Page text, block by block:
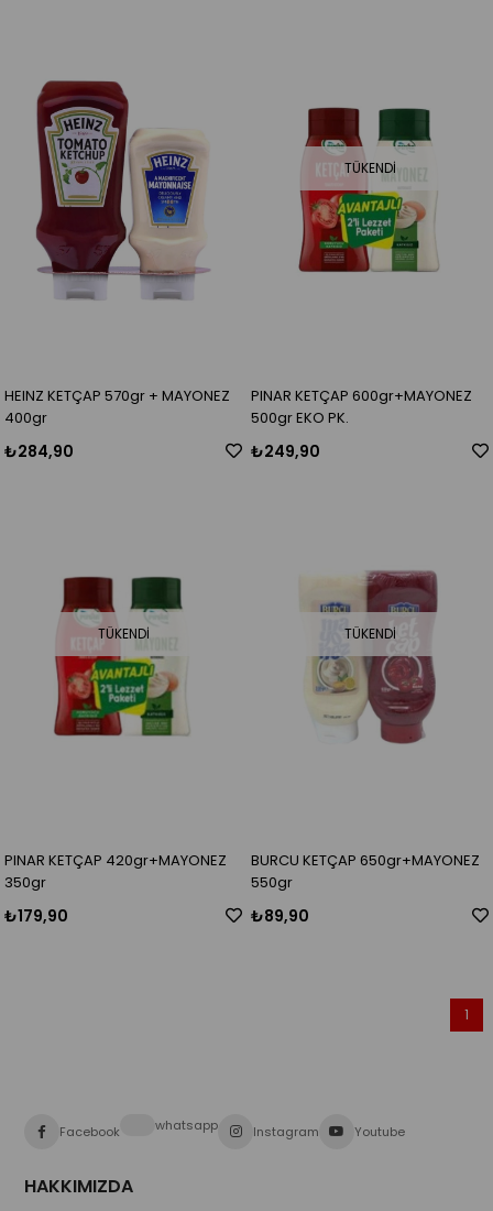
HEINZ KETÇAP 570gr + MAYONEZ
400gr
₺284,90
TÜKENDI
PINAR KETÇAP 600gr+MAYONEZ
500gr EKO PK.
₺249,90
TÜKENDI
PINAR KETÇAP 420gr+MAYONEZ
350gr
₺179,90
TÜKENDI
BURCU KETÇAP 650gr+MAYONEZ
550gr
₺89,90
1
Facebook whatsapp Instagram Youtube
HAKKIMIZDA